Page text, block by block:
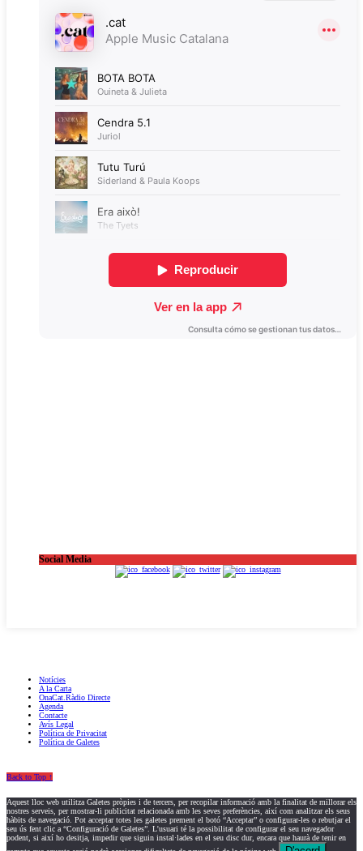
Social Media
Notícies
A la Carta
OnaCat.Ràdio Directe
Agenda
Contacte
Avís Legal
Política de Privacitat
Política de Galetes
Back to Top ↑
Aquest lloc web utilitza Galetes pròpies i de tercers, per recopilar informació amb la finalitat de millorar els
nostres serveis, per mostrar-li publicitat relacionada amb les seves preferències, així com analitzar els seus
hàbits de navegació. Pot acceptar totes les galetes prement el botó “Acceptar” o configurar-les o rebutjar el
seu ús fent clic a “Configuració de Galetes”. L'usuari té la possibilitat de configurar el seu navegador
podent, si així ho desitja, impedir que siguin instal·lades en el seu disc dur, encara que haurà de tenir en